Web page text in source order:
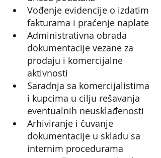
Vođenje evidencije o izdatim
fakturama i praćenje naplate
Administrativna obrada
dokumentacije vezane za
prodaju i komercijalne
aktivnosti
Saradnja sa komercijalistima
i kupcima u cilju rešavanja
eventualnih neusklađenosti
Arhiviranje i čuvanje
dokumentacije u skladu sa
internim procedurama